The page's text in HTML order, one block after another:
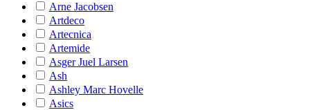
Arne Jacobsen
Artdeco
Artecnica
Artemide
Asger Juel Larsen
Ash
Ashley Marc Hovelle
Asics